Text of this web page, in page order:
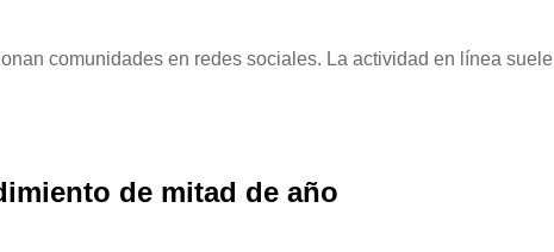
comunidades en redes sociales. La actividad en línea
de mitad de año